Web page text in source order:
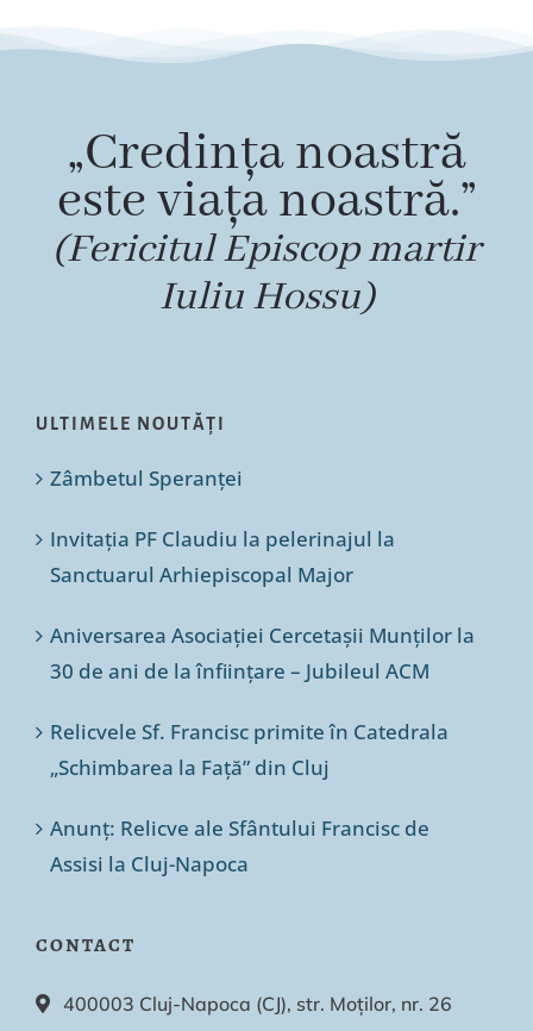
„Credința noastră
este viața noastră.”
(Fericitul Episcop martir
Iuliu Hossu)
ULTIMELE NOUTĂȚI
Zâmbetul Speranței
Invitația PF Claudiu la pelerinajul la
Sanctuarul Arhiepiscopal Major
Aniversarea Asociației Cercetașii Munților la
30 de ani de la înființare – Jubileul ACM
Relicvele Sf. Francisc primite în Catedrala
„Schimbarea la Față” din Cluj
Anunț: Relicve ale Sfântului Francisc de
Assisi la Cluj-Napoca
CONTACT
400003 Cluj-Napoca (CJ), str. Moților, nr. 26